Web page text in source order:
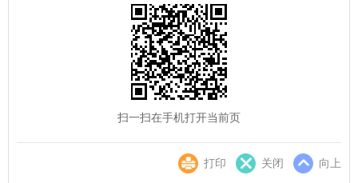
扫一扫在手机打开当前页
打印 关闭 向上